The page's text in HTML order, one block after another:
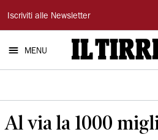
Il
Tirreno
Iscriviti alle Newsletter
MENU
Al via la 1000